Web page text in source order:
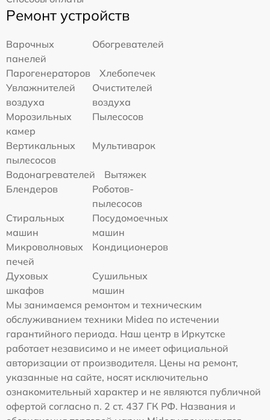
Ремонт устройств
Варочных
панелей
Обогревателей
Парогенераторов
Хлебопечек
Увлажнителей
воздуха
Очистителей
воздуха
Морозильных
камер
Пылесосов
Вертикальных
пылесосов
Мультиварок
Водонагревателей
Вытяжек
Блендеров
Роботов-
пылесосов
Стиральных
машин
Посудомоечных
машин
Микроволновых
печей
Кондиционеров
Духовых
шкафов
Сушильных
машин
Мы занимаемся ремонтом и техническим
обслуживанием техники Midea по истечении
гарантийного периода. Наш центр в Иркутске
работает независимо и не имеет официальной
авторизации от производителя. Цены на ремонт,
указанные на сайте, носят исключительно
ознакомительный характер и не являются публичной
офертой согласно п. 2 ст. 437 ГК РФ. Названия и